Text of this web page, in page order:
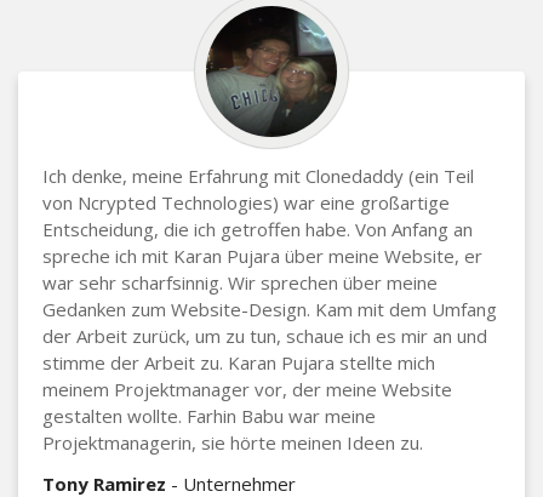
Ich denke, meine Erfahrung mit Clonedaddy (ein Teil
von Ncrypted Technologies) war eine großartige
Entscheidung, die ich getroffen habe. Von Anfang an
spreche ich mit Karan Pujara über meine Website, er
war sehr scharfsinnig. Wir sprechen über meine
Gedanken zum Website-Design. Kam mit dem Umfang
der Arbeit zurück, um zu tun, schaue ich es mir an und
stimme der Arbeit zu. Karan Pujara stellte mich
meinem Projektmanager vor, der meine Website
gestalten wollte. Farhin Babu war meine
Projektmanagerin, sie hörte meinen Ideen zu.
Tony Ramirez - Unternehmer